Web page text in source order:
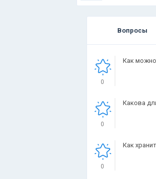
Вопросы
0
Как можно
0
Какова
0
Как